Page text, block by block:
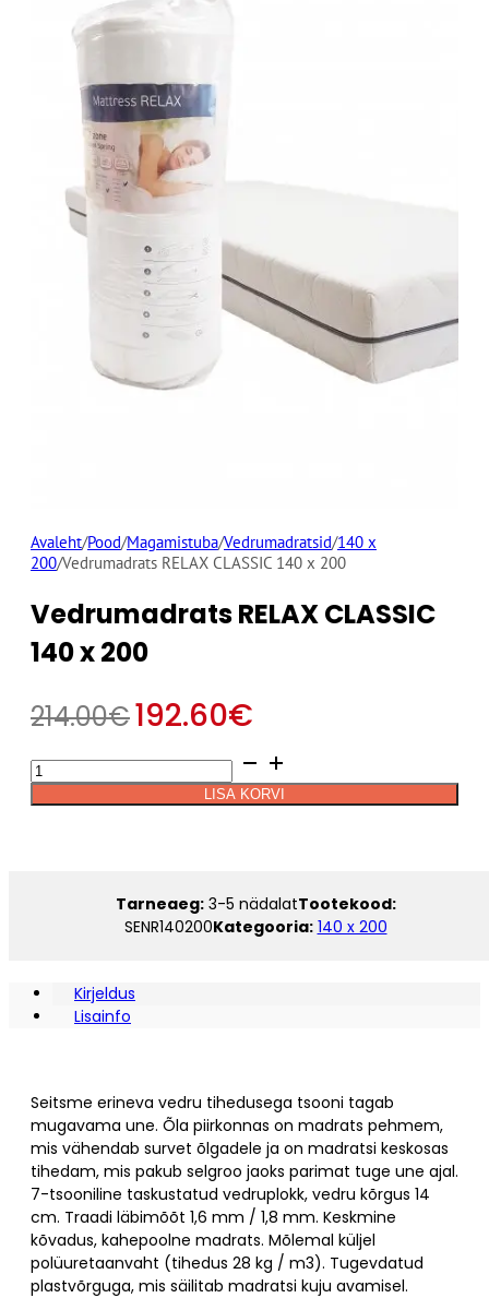
Avaleht/Pood/Magamistuba/Vedrumadratsid/140 x
200/Vedrumadrats RELAX CLASSIC 140 x 200
Vedrumadrats RELAX CLASSIC
140 x 200
214.00€192.60€
Vedrumadrats
RELAX
CLASSIC
LISA KORVI
Alternative:
Tarneaeg:3-5 nädalatTootekood:
SENR140200Kategooria: 140 x 200
Kirjeldus
Lisainfo
Seitsme erineva vedru tihedusega tsooni tagab
mugavama une. Õla piirkonnas on madrats pehmem,
mis vähendab survet õlgadele ja on madratsi keskosas
tihedam, mis pakub selgroo jaoks parimat tuge une ajal.
7-tsooniline taskustatud vedruplokk, vedru kõrgus 14
cm. Traadi läbimõõt 1,6 mm / 1,8 mm. Keskmine
kõvadus, kahepoolne madrats. Mõlemal küljel
polüuretaanvaht (tihedus 28 kg / m3). Tugevdatud
plastvõrguga, mis säilitab madratsi kuju avamisel.